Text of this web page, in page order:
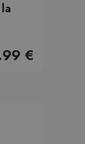
€